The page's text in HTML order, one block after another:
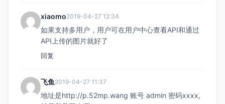
xiaomo2019-04-27 12:34
如果支持多用户，用户可在用户中心查看API和通过
API上传的图片就好了
回复
飞鱼 2019-04-27 11:37
地址是http://p.52mp.wang 账号 admin 密码xxxx,